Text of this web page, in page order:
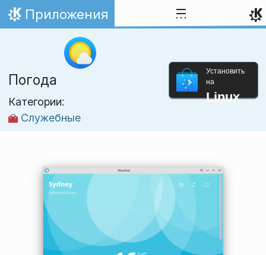
Перейти к содержимому
На главную
Приложения
Погода
Категории:
Служебные
Установить
на
Linux